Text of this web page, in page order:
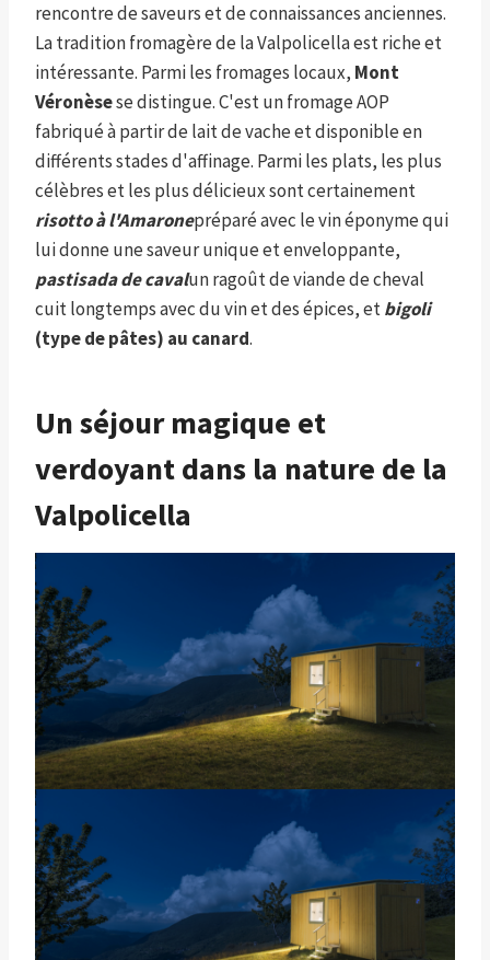
rencontre de saveurs et de connaissances anciennes.
La tradition fromagère de la Valpolicella est riche et
intéressante. Parmi les fromages locaux, Mont
Véronèsese distingue. C'est un fromage AOP
fabriqué à partir de lait de vache et disponible en
différents stades d'affinage. Parmi les plats, les plus
célèbres et les plus délicieux sont certainement
risotto à l'Amaronepréparé avec le vin éponyme qui
lui donne une saveur unique et enveloppante,
pastisada de cavalun ragoût de viande de cheval
cuit longtemps avec du vin et des épices, etbigoli
(type de pâtes) au canard.
Un séjour magique et
verdoyant dans la nature de la
Valpolicella